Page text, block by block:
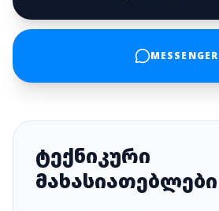
MESSENGER
ტექნიკური
მახასიათებლები